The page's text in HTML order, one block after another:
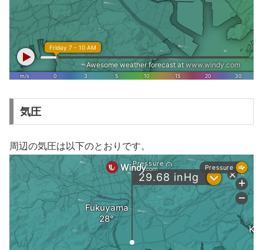
気圧
周辺の気圧は以下のとおりです。